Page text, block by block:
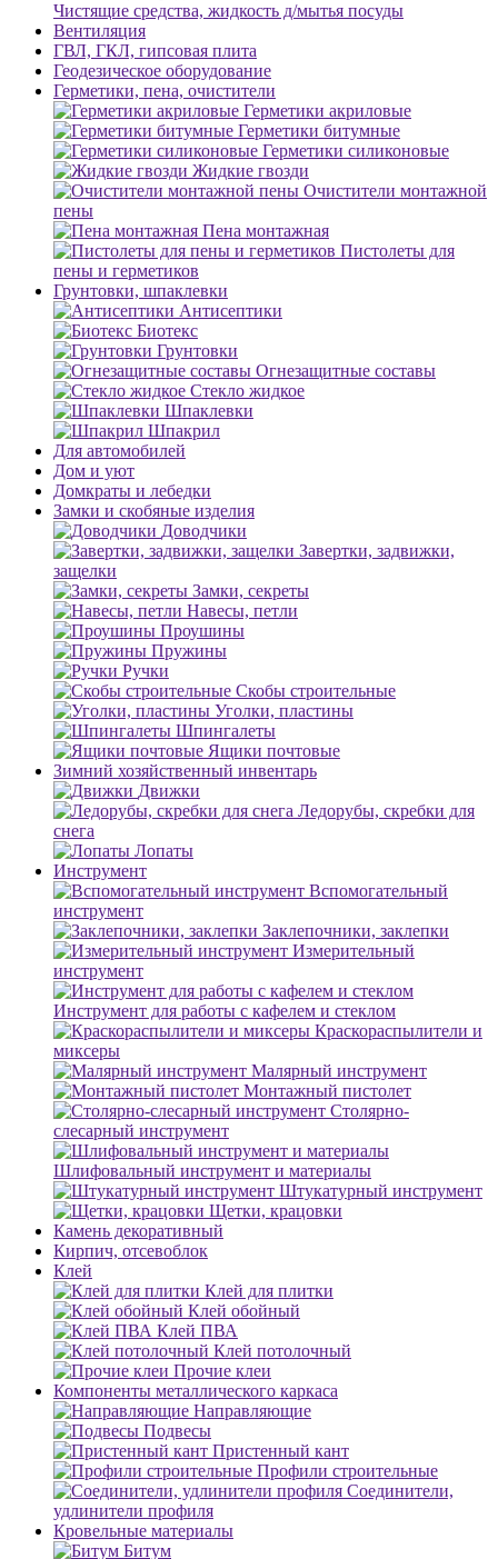
Чистящие средства, жидкость д/мытья посуды
Вентиляция
ГВЛ, ГКЛ, гипсовая плита
Геодезическое оборудование
Герметики, пена, очистители
Герметики акриловые
Герметики битумные
Герметики силиконовые
Жидкие гвозди
Очистители монтажной
пены
Пена монтажная
Пистолеты для
пены и герметиков
Грунтовки, шпаклевки
Антисептики
Биотекс
Грунтовки
Огнезащитные составы
Стекло жидкое
Шпаклевки
Шпакрил
Для автомобилей
Дом и уют
Домкраты и лебедки
Замки и скобяные изделия
Доводчики
Завертки, задвижки,
защелки
Замки, секреты
Навесы, петли
Проушины
Пружины
Ручки
Скобы строительные
Уголки, пластины
Шпингалеты
Ящики почтовые
Зимний хозяйственный инвентарь
Движки
Ледорубы, скребки для
снега
Лопаты
Инструмент
Вспомогательный
инструмент
Заклепочники, заклепки
Измерительный
инструмент
Инструмент для работы с кафелем и стеклом
Краскораспылители и
миксеры
Малярный инструмент
Монтажный пистолет
Столярно-
слесарный инструмент
Шлифовальный инструмент и материалы
Штукатурный инструмент
Щетки, крацовки
Камень декоративный
Кирпич, отсевоблок
Клей
Клей для плитки
Клей обойный
Клей ПВА
Клей потолочный
Прочие клеи
Компоненты металлического каркаса
Направляющие
Подвесы
Пристенный кант
Профили строительные
Соединители,
удлинители профиля
Кровельные материалы
Битум